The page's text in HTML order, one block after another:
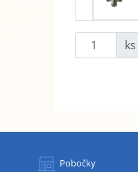
ks
Pobočky